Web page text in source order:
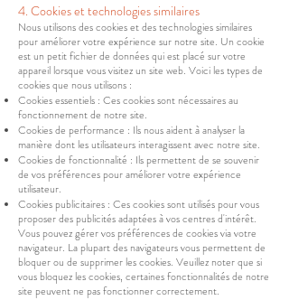
4. Cookies et technologies similaires
Nous utilisons des cookies et des technologies similaires
pour améliorer votre expérience sur notre site. Un cookie
est un petit fichier de données qui est placé sur votre
appareil lorsque vous visitez un site web. Voici les types de
cookies que nous utilisons :
Cookies essentiels : Ces cookies sont nécessaires au
fonctionnement de notre site.
Cookies de performance : Ils nous aident à analyser la
manière dont les utilisateurs interagissent avec notre site.
Cookies de fonctionnalité : Ils permettent de se souvenir
de vos préférences pour améliorer votre expérience
utilisateur.
Cookies publicitaires : Ces cookies sont utilisés pour vous
proposer des publicités adaptées à vos centres d'intérêt.
Vous pouvez gérer vos préférences de cookies via votre
navigateur. La plupart des navigateurs vous permettent de
bloquer ou de supprimer les cookies. Veuillez noter que si
vous bloquez les cookies, certaines fonctionnalités de notre
site peuvent ne pas fonctionner correctement.